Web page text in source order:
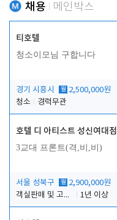
채용 메인박스
티호텔
청소이모님 구합니다
경기 시흥시 월 2,500,000원
청소
경력무관
호텔 디 아티스트 성신여대점
3교대 프론트(격,비,비)
서울 성북구 월 2,900,000원
객실판매 및 고객응대
1년 이상